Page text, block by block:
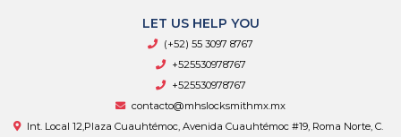
LET US HELP YOU
(+52) 55 3097 8767
+525530978767
+525530978767
contacto@mhslocksmithmx.mx
Int. Local 12,Plaza Cuauhtémoc, Avenida Cuauhtémoc #19, Roma Norte, C.